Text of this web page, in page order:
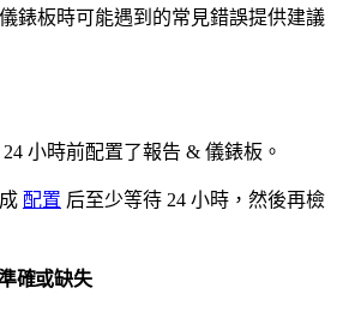
錶板時可能遇到的常見錯誤提供建議
小時前配置了報告 & 儀錶板。
配置 后至少等待 24 小時，然後再檢
確或缺失